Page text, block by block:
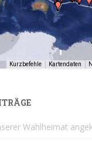
Kurzbefehle Kartendaten
Wahlheimat